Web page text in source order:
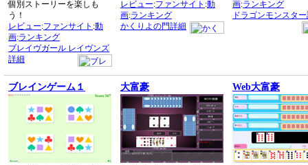
個別ストーリーを楽しも
う！
レビュー:ファンサイト :動
画:ランキング
ブレイヴガール レイヴンズ
詳細
レビュー:ファンサイト :動
画:ランキング
かくりよの門詳細
画:ランキング
ドラゴンモンスタ
ブレインゲーム１ 大富豪 Web大富豪